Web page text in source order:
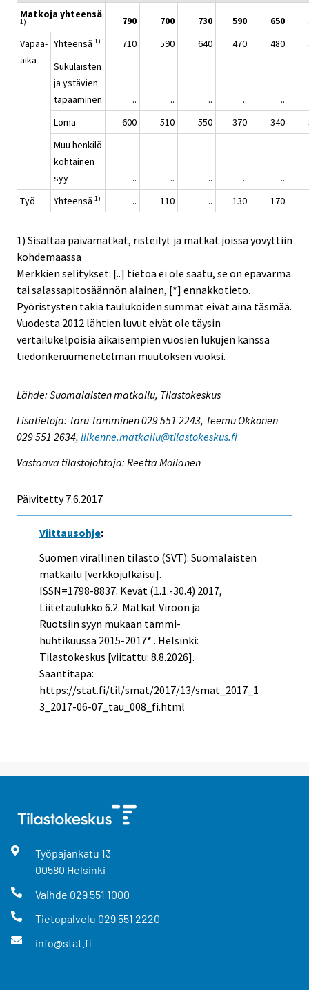
Matkoja yhteensä
1) 790 700 730 590 650
Vapaa-
aika
Yhteensä 1) 710 590 640 470 480
Sukulaisten
ja ystävien
tapaaminen
.. .. .. ..
..
Loma
600 510 550 370 340
Muu henkilö
kohtainen
syy
.. .. .. ..
..
Työ
Yhteensä 1) .. 110 .. 130 170
1) Sisältää päivämatkat, risteilyt ja matkat joissa yövyttiin
kohdemaassa
Merkkien selitykset: [..] tietoa ei ole saatu, se on epävarma
tai salassapitosäännön alainen, [*] ennakkotieto.
Pyöristysten takia taulukoiden summat eivät aina täsmää.
Vuodesta 2012 lähtien luvut eivät ole täysin
vertailukelpoisia aikaisempien vuosien lukujen kanssa
tiedonkeruumenetelmän muutoksen vuoksi.
Lähde: Suomalaisten matkailu, Tilastokeskus
Lisätietoja: Taru Tamminen 029 551 2243, Teemu Okkonen
029 551 2634, liikenne.matkailu@tilastokeskus.fi
Vastaava tilastojohtaja: Reetta Moilanen
Päivitetty 7.6.2017
Viittausohje:
Suomen virallinen tilasto (SVT): Suomalaisten
matkailu [verkkojulkaisu].
ISSN=1798-8837. Kevät (1.1.-30.4) 2017,
Liitetaulukko 6.2. Matkat Viroon ja
Ruotsiin syyn mukaan tammi-
huhtikuussa 2015-2017* . Helsinki:
Tilastokeskus [viitattu: 8.8.2026].
Saantitapa:
https://stat.fi/til/smat/2017/13/smat_2017_1
3_2017-06-07_tau_008_fi.html
Työpajankatu 13
00580 Helsinki
Vaihde 029 551 1000
Tietopalvelu 029 551 2220
info@stat.fi